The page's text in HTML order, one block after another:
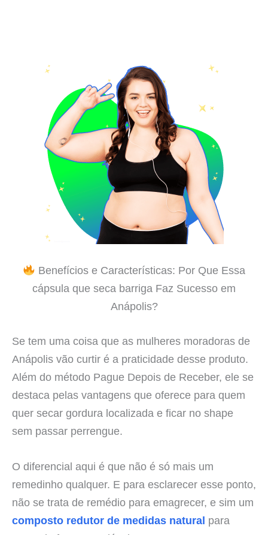
Benefícios e Características: Por Que Essa
cápsula que seca barriga Faz Sucesso em
Anápolis?
Se tem uma coisa que as mulheres moradoras de
Anápolis vão curtir é a praticidade desse produto.
Além do método Pague Depois de Receber, ele se
destaca pelas vantagens que oferece para quem
quer secar gordura localizada e ficar no shape
sem passar perrengue.
O diferencial aqui é que não é só mais um
remedinho qualquer. E para esclarecer esse ponto,
não se trata de remédio para emagrecer, e sim um
composto redutor de medidas natural para